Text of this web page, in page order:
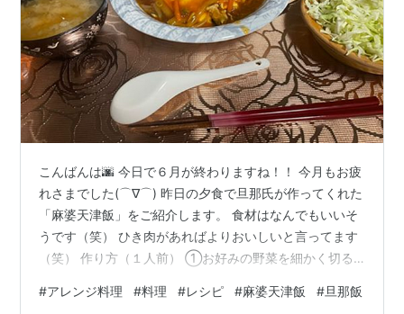
こんばんは🌆 今日で６月が終わりますね！！ 今月もお疲
れさまでした(⌒∇⌒) 昨日の夕食で旦那氏が作ってくれた
「麻婆天津飯」をご紹介します。 食材はなんでもいいそ
うです（笑） ひき肉があればよりおいしいと言ってます
（笑） 作り方（１人前） ①お好みの野菜を細かく切る
める ③酒大さじ１、砂糖小さじ１、しょうゆ大さじ２分
#アレンジ料理 #料理 #レシピ #麻婆天津飯 #旦那飯